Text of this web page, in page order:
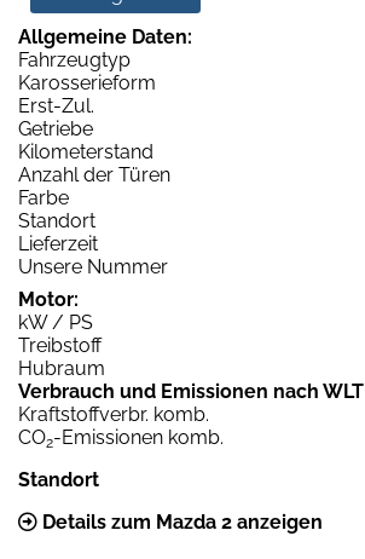
Allgemeine Daten:
Fahrzeugtyp
Karosserieform
Erst-Zul.
Getriebe
Kilometerstand
Anzahl der Türen
Farbe
Standort
Lieferzeit
Unsere Nummer
Motor:
kW / PS
Treibstoff
Hubraum
Verbrauch und Emissionen nach
Kraftstoffverbr. komb.
CO2-Emissionen komb.
Standort
Details zum Mazda 2 anzeigen